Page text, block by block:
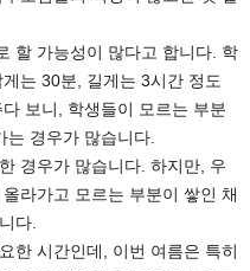
할 가능성이 많다고 합니다. 학
는 30분, 길게는 3시간 정도
보니, 학생들이 모르는 부분
경우가 많습니다.
경우가 많습니다. 하지만, 우
라가고 모르는 부분이 쌓인 채
다.
한 시간인데, 이번 여름은 특히